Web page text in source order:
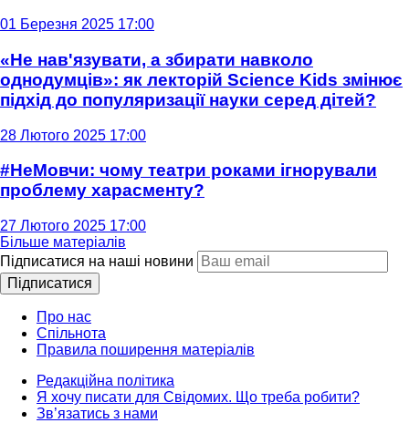
01 Березня 2025 17:00
«Не нав'язувати, а збирати навколо
однодумців»: як лекторій Science Kids змінює
підхід до популяризації науки серед дітей?
28 Лютого 2025 17:00
#НеМовчи: чому театри роками ігнорували
проблему харасменту?
27 Лютого 2025 17:00
Більше матеріалів
Підписатися на наші новини
Підписатися
Про нас
Спільнота
Правила поширення матеріалів
Редакційна політика
Я хочу писати для Свідомих. Що треба робити?
Зв’язатись з нами